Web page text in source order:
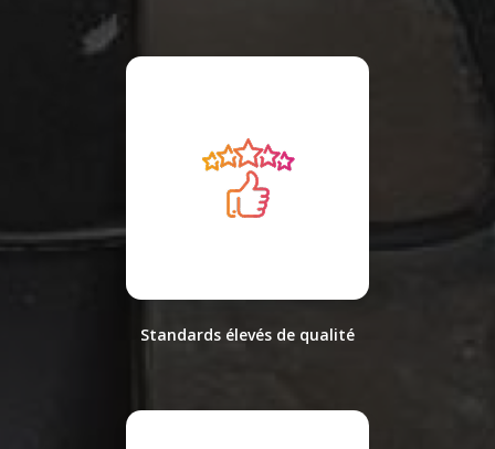
Standards élevés de qualité